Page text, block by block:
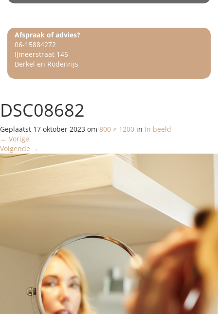
Afspraak of advies?
06-15884272
IJmeerstraat 145
Berkel en Rodenrijs
DSC08682
Geplaatst 17 oktober 2023 om 800 × 1200 in In beeld
← Vorige
Volgende →